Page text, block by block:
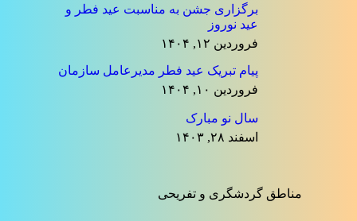
برگزاری جشن به مناسبت عید فطر و
عید نوروز
فروردین ۱۲, ۱۴۰۴
پیام تبریک عید فطر مدیرعامل سازمان
فروردین ۱۰, ۱۴۰۴
سال نو مبارک
اسفند ۲۸, ۱۴۰۳
مناطق گردشگری و تفریحی